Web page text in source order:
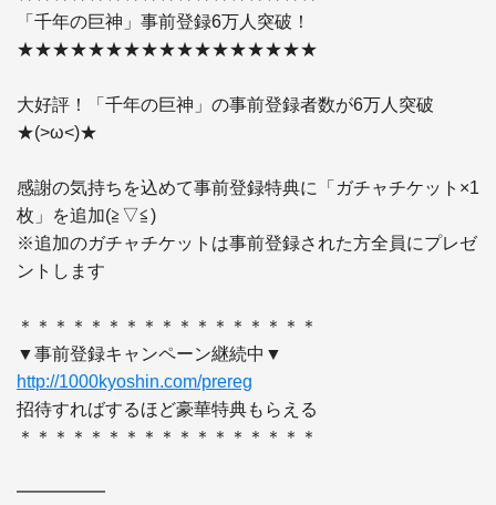
「千年の巨神」事前登録6万人突破！
★★★★★★★★★★★★★★★★★
大好評！「千年の巨神」の事前登録者数が6万人突破
★(>ω<)★
感謝の気持ちを込めて事前登録特典に「ガチャチケット×1
枚」を追加(≧▽≦)
※追加のガチャチケットは事前登録された方全員にプレゼ
ントします
＊＊＊＊＊＊＊＊＊＊＊＊＊＊＊＊＊
http://1000kyoshin.com/prereg
招待すればするほど豪華特典もらえる
＊＊＊＊＊＊＊＊＊＊＊＊＊＊＊＊＊
━━━━━